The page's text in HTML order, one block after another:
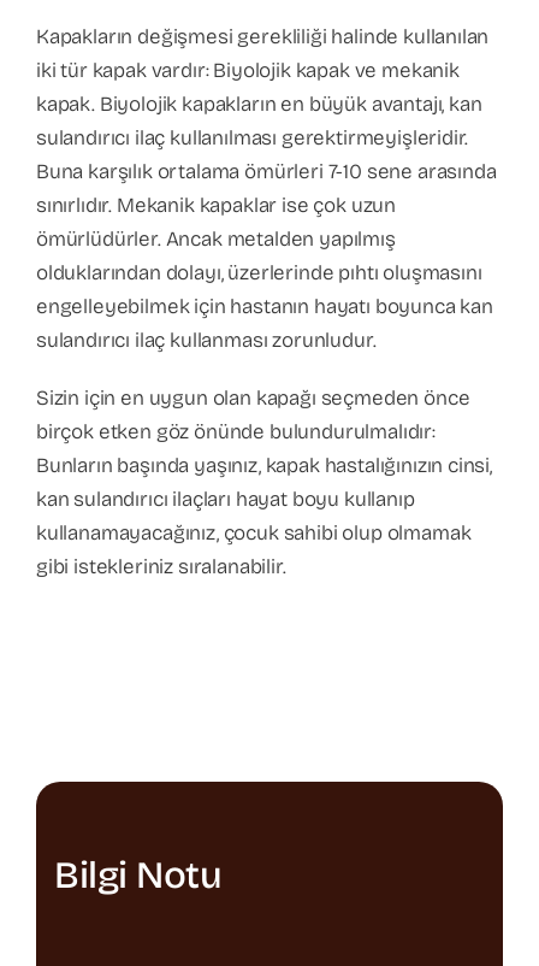
Kapakların değişmesi gerekliliği halinde kullanılan
iki tür kapak vardır: Biyolojik kapak ve mekanik
kapak. Biyolojik kapakların en büyük avantajı, kan
sulandırıcı ilaç kullanılması gerektirmeyişleridir.
Buna karşılık ortalama ömürleri 7-10 sene arasında
sınırlıdır. Mekanik kapaklar ise çok uzun
ömürlüdürler. Ancak metalden yapılmış
olduklarından dolayı, üzerlerinde pıhtı oluşmasını
engelleyebilmek için hastanın hayatı boyunca kan
sulandırıcı ilaç kullanması zorunludur.
Sizin için en uygun olan kapağı seçmeden önce
birçok etken göz önünde bulundurulmalıdır:
Bunların başında yaşınız, kapak hastalığınızın cinsi,
kan sulandırıcı ilaçları hayat boyu kullanıp
kullanamayacağınız, çocuk sahibi olup olmamak
gibi istekleriniz sıralanabilir.
Bilgi Notu